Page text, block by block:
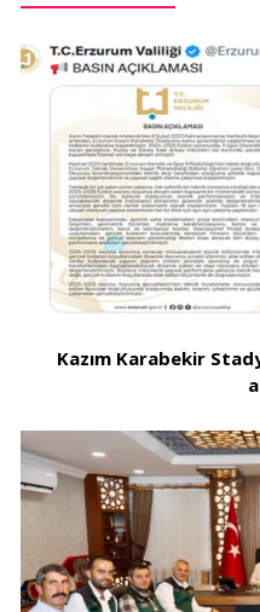
Kazım Karabekir